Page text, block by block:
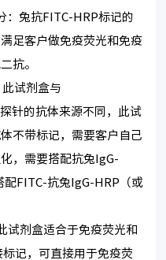
：兔抗FITC-HRP标记的
足客户做免疫荧光和免疫
抗。
试剂盒与
针的抗体来源不同，此试
不带标记，需要客户自己
，需要搭配抗兔IgG-
配FITC-抗兔IgG-HRP（或
剂盒适合于免疫荧光和
记，可直接用于免疫荧